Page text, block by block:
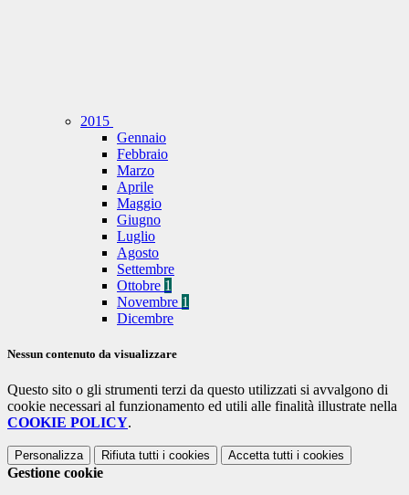
2015
Gennaio
Febbraio
Marzo
Aprile
Maggio
Giugno
Luglio
Agosto
Settembre
Ottobre 1
Novembre 1
Dicembre
Nessun contenuto da visualizzare
Questo sito o gli strumenti terzi da questo utilizzati si avvalgono di
cookie necessari al funzionamento ed utili alle finalità illustrate nella
COOKIE POLICY.
Personalizza Rifiuta tutti i cookies Accetta tutti i cookies
Gestione cookie